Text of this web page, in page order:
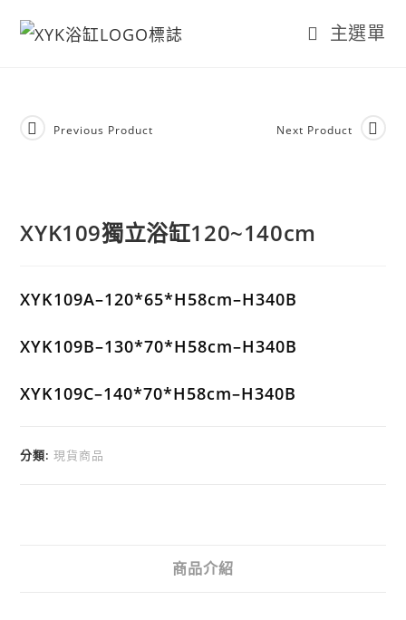
主選單
Previous Product Next Product
XYK109獨立浴缸120~140cm
XYK109A–120*65*H58cm–H340B
XYK109B–130*70*H58cm–H340B
XYK109C–140*70*H58cm–H340B
分類:現貨商品
商品介紹